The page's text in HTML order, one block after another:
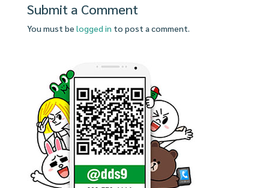
Submit a Comment
You must be logged in to post a comment.